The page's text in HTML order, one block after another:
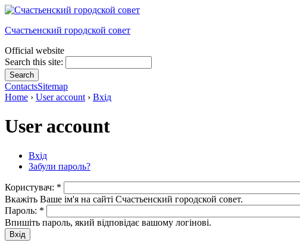
Счастьенский городской совет
Official website
Search this site:
ContactsSitemap
Home › User account › Вхід
User account
Вхід
Забули пароль?
Користувач: *
Вкажіть Ваше ім'я на сайті Счастьенский городской совет.
Пароль: *
Впишіть пароль, який відповідає вашому логінові.